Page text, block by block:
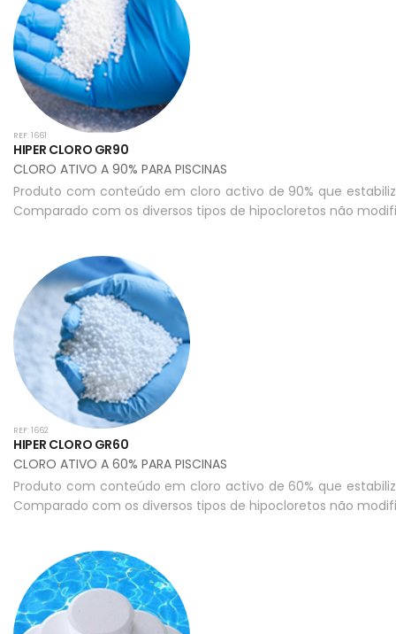
REF: 1661
HIPER CLORO GR90
CLORO ATIVO A 90% PARA PISCINAS
Produto com conteúdo em cloro activo de 90% que
Comparado com os diversos tipos de hipocloretos não
REF: 1662
HIPER CLORO GR60
CLORO ATIVO A 60% PARA PISCINAS
Produto com conteúdo em cloro activo de 60% que
Comparado com os diversos tipos de hipocloretos não